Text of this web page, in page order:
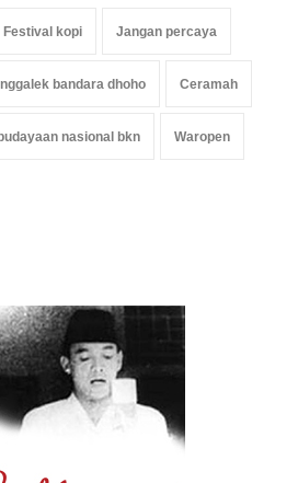
Festival kopi Jangan percaya
bandara dhoho Ceramah
nasional bkn Waropen